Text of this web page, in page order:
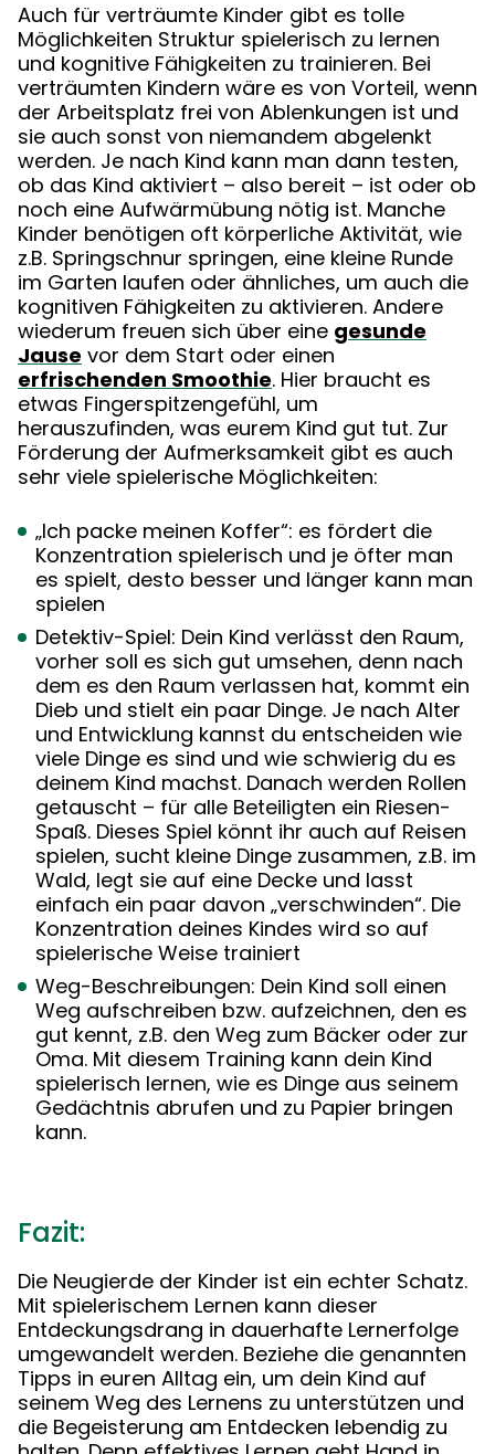
Auch für verträumte Kinder gibt es tolle
Möglichkeiten Struktur spielerisch zu lernen
und kognitive Fähigkeiten zu trainieren. Bei
verträumten Kindern wäre es von Vorteil, wenn
der Arbeitsplatz frei von Ablenkungen ist und
sie auch sonst von niemandem abgelenkt
werden. Je nach Kind kann man dann testen,
ob das Kind aktiviert – also bereit – ist oder ob
noch eine Aufwärmübung nötig ist. Manche
Kinder benötigen oft körperliche Aktivität, wie
z.B. Springschnur springen, eine kleine Runde
im Garten laufen oder ähnliches, um auch die
kognitiven Fähigkeiten zu aktivieren. Andere
wiederum freuen sich über eine gesunde
Jause vor dem Start oder einen
erfrischenden Smoothie. Hier braucht es
etwas Fingerspitzengefühl, um
herauszufinden, was eurem Kind gut tut. Zur
Förderung der Aufmerksamkeit gibt es auch
sehr viele spielerische Möglichkeiten:
„Ich packe meinen Koffer“: es fördert die
Konzentration spielerisch und je öfter man
es spielt, desto besser und länger kann man
spielen
Detektiv-Spiel: Dein Kind verlässt den Raum,
vorher soll es sich gut umsehen, denn nach
dem es den Raum verlassen hat, kommt ein
Dieb und stielt ein paar Dinge. Je nach Alter
und Entwicklung kannst du entscheiden wie
viele Dinge es sind und wie schwierig du es
deinem Kind machst. Danach werden Rollen
getauscht – für alle Beteiligten ein Riesen-
Spaß. Dieses Spiel könnt ihr auch auf Reisen
spielen, sucht kleine Dinge zusammen, z.B. im
Wald, legt sie auf eine Decke und lasst
einfach ein paar davon „verschwinden“. Die
Konzentration deines Kindes wird so auf
spielerische Weise trainiert
Weg-Beschreibungen: Dein Kind soll einen
Weg aufschreiben bzw. aufzeichnen, den es
gut kennt, z.B. den Weg zum Bäcker oder zur
Oma. Mit diesem Training kann dein Kind
spielerisch lernen, wie es Dinge aus seinem
Gedächtnis abrufen und zu Papier bringen
kann.
Fazit:
Die Neugierde der Kinder ist ein echter Schatz.
Mit spielerischem Lernen kann dieser
Entdeckungsdrang in dauerhafte Lernerfolge
umgewandelt werden. Beziehe die genannten
Tipps in euren Alltag ein, um dein Kind auf
seinem Weg des Lernens zu unterstützen und
die Begeisterung am Entdecken lebendig zu